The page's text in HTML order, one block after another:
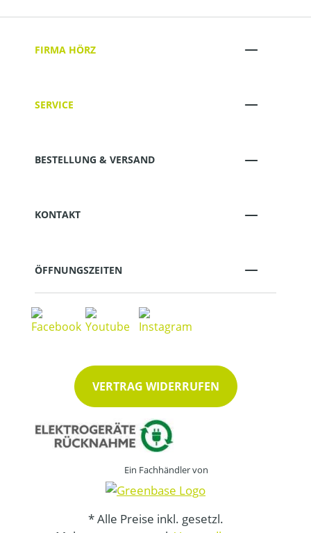
FIRMA HÖRZ
SERVICE
BESTELLUNG & VERSAND
KONTAKT
ÖFFNUNGSZEITEN
VERTRAG WIDERRUFEN
Ein Fachhändler von
* Alle Preise inkl. gesetzl.